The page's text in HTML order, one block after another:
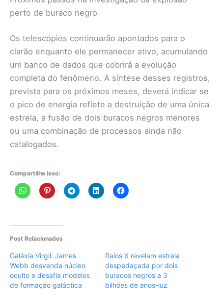
perto de buraco negro
Os telescópios continuarão apontados para o
clarão enquanto ele permanecer ativo, acumulando
um banco de dados que cobrirá a evolução
completa do fenômeno. A síntese desses registros,
prevista para os próximos meses, deverá indicar se
o pico de energia reflete a destruição de uma única
estrela, a fusão de dois buracos negros menores
ou uma combinação de processos ainda não
catalogados.
Compartilhe isso:
Post Relacionados
Galáxia Virgil: James
Webb desvenda núcleo
oculto e desafia modelos
de formação galáctica
Raios X revelam estrela
despedaçada por dois
buracos negros a 3
bilhões de anos-luz